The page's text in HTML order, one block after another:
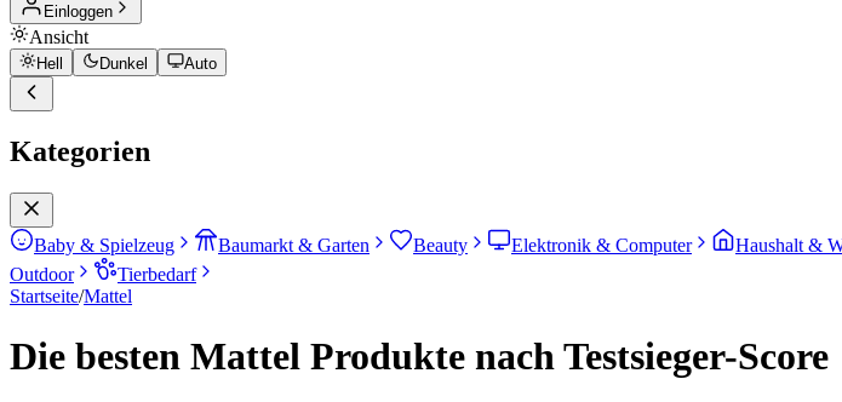
Einloggen
Ansicht
Hell Dunkel Auto
Kategorien
Baby & Spielzeug Baumarkt & Garten Beauty Elektronik & Computer Haushalt &
Outdoor
Tierbedarf
Startseite/Mattel
Die besten Mattel Produkte nach Testsieger-Score